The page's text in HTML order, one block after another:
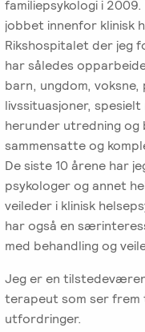
Emosjonsfokusert
foreldrekurs
Ofte
stilte
spørsmål
om
kurs
og
utdanning
Utleie
kurslokale
Sentralt
familiepsykologi i
jobbet innenfor klinisk
Rikshospitalet der jeg
har således
barn, ungdom,
livssituasjoner,
herunder utredning og
sammensatte og
De siste 10 årene har
psykologer og annet
veileder i klinisk
har også en
med behandling og
Jeg er en
terapeut som ser frem
utfordringer.